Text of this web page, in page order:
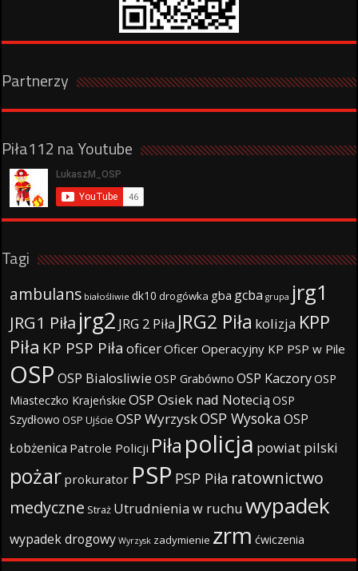
Partnerzy
Piła112 na Youtube
Tagi
ambulans białośliwie dk10 drogówka gba gcba grupa jrg1
JRG1 Piła jrg2 JRG 2 Piła JRG2 Piła kolizja KPP
Piła KP PSP Piła oficerOficer Operacyjny KP PSP w Pile
OSP OSP Bialosliwie OSP Grabówno OSP KaczoryOSP
Miasteczko Krajeńskie OSP Osiek nad Notecią OSP
Szydłowo OSP Ujście OSP WyrzyskOSP WysokaOSP
Łobżenica Patrole Policji Piła policja powiat pilski
pożar prokurator PSP PSP Piła ratownictwo
medyczne Straż Utrudnienia w ruchu wypadek
wypadek drogowy Wyrzysk zadymienie zrm ćwiczenia